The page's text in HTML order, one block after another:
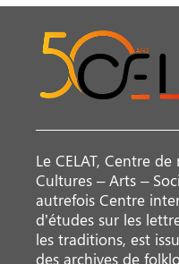
Le CELAT, Centre
Cultures – Arts –
autrefois Centre
d’études sur les
les traditions, est
des archives de